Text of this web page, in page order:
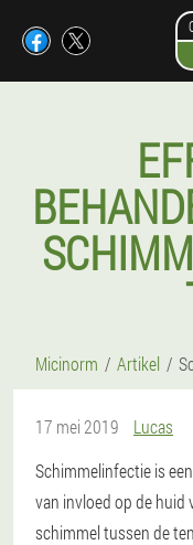
Micinorm Artikel
17 mei 2019
Lucas
Schimmelinfectie is
van invloed op de huid
schimmel tussen de